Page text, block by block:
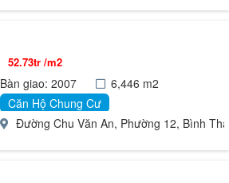
52.73tr /m2
Bàn giao: 2007
6,446 m2
Căn Hộ Chung Cư
Đường Chu Văn An, Phường 12, Bình